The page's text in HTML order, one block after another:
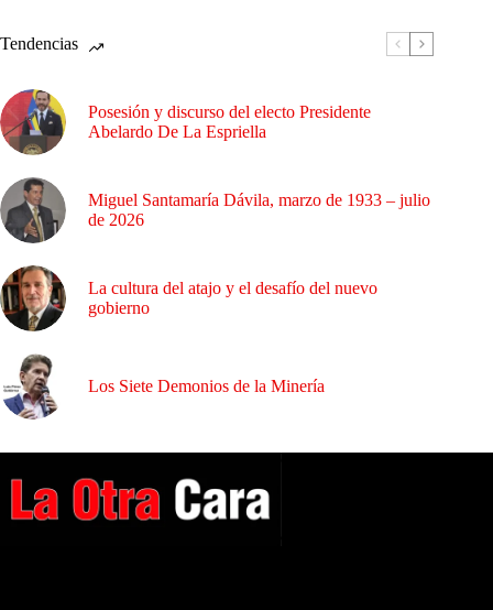
Tendencias
Posesión y discurso del electo Presidente
Abelardo De La Espriella
Miguel Santamaría Dávila, marzo de 1933 – julio
de 2026
La cultura del atajo y el desafío del nuevo
gobierno
Los Siete Demonios de la Minería